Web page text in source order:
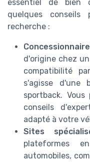
essentiel de bien
quelques
recherche :
d'origine chez
compatibilité
s'agisse d'une
sportback.
conseils
adapté à votre
Sites
plateformes
automobiles,